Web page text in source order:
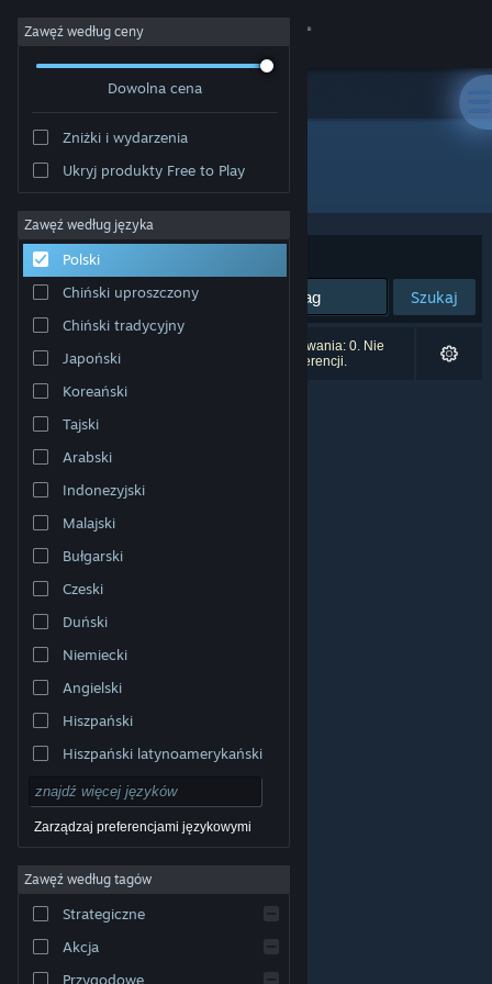
Zaloguj się
Społeczność
Informacje
Wsparcie
Zmień język
Pobierz aplikację mobilną Steam
Wersja przeglądarkowa
© Valve Corporation. Wszelkie prawa zastrzeżone.
właścicieli w Stanach Zjednoczonych i innych krajach.
dostępu
Umowa użytkownika Steam
pieniędzy |Ciasteczka
Zawęź według ceny
Dowolna cena
Zniżki i wydarzenia
Ukryj produkty Free to Play
Zawęź według języka
Polski
Chiński uproszczony
Chiński tradycyjny
Japoński
Koreański
Tajski
Arabski
Indonezyjski
Malajski
Bułgarski
Czeski
Duński
Niemiecki
Angielski
Hiszpański
Hiszpański latynoamerykański
Zarządzaj preferencjami językowymi
Zawęź według tagów
Strategiczne
Akcja
Przygodowe
Producent: DCGsoft
Sortuj według:
Szukaj
Liczba wyników pasujących do twojego wyszukiwania: 0. Nie
uwzględniono 1 tytułu na podstawie twoich preferencji.